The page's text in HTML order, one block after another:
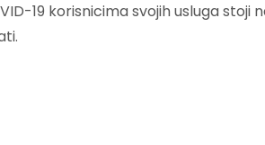
19 korisnicima svojih usluga stoji